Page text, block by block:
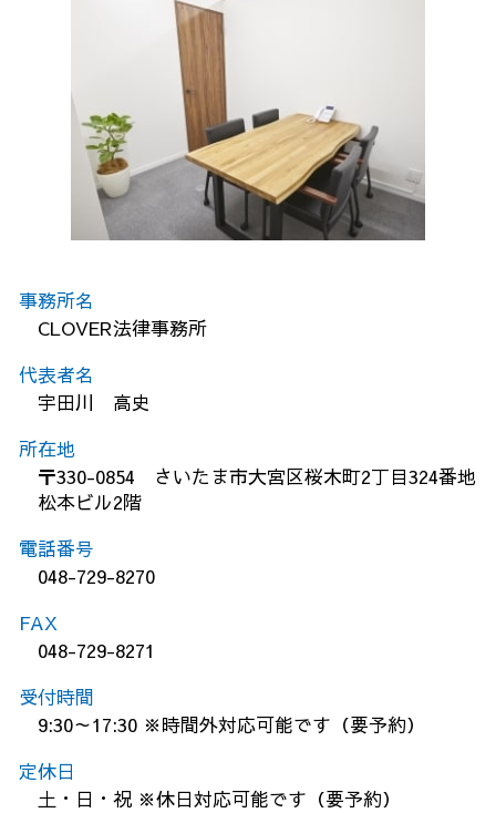
事務所名
CLOVER法律事務所
代表者名
宇田川 高史
所在地
〒330-0854 さいたま市大宮区桜木町2丁目324番地
松本ビル2階
電話番号
048-729-8270
FAX
048-729-8271
受付時間
9:30～17:30 ※時間外対応可能です（要予約）
定休日
土・日・祝 ※休日対応可能です（要予約）